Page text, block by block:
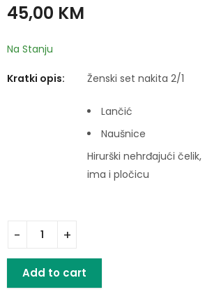
45,00 KM
Na Stanju
Kratki opis: Ženski set nakita 2/1
Lančić
Naušnice
Hirurški nehrđajući čelik,
ima i pločicu
Add to cart